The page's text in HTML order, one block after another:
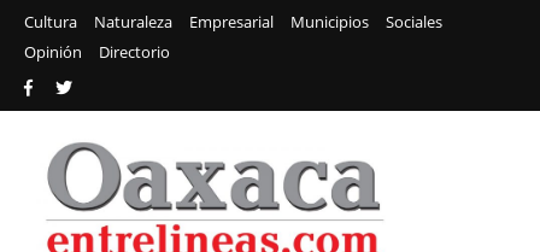
Cultura Naturaleza Empresarial Municipios
Sociales
Opinión
Directorio